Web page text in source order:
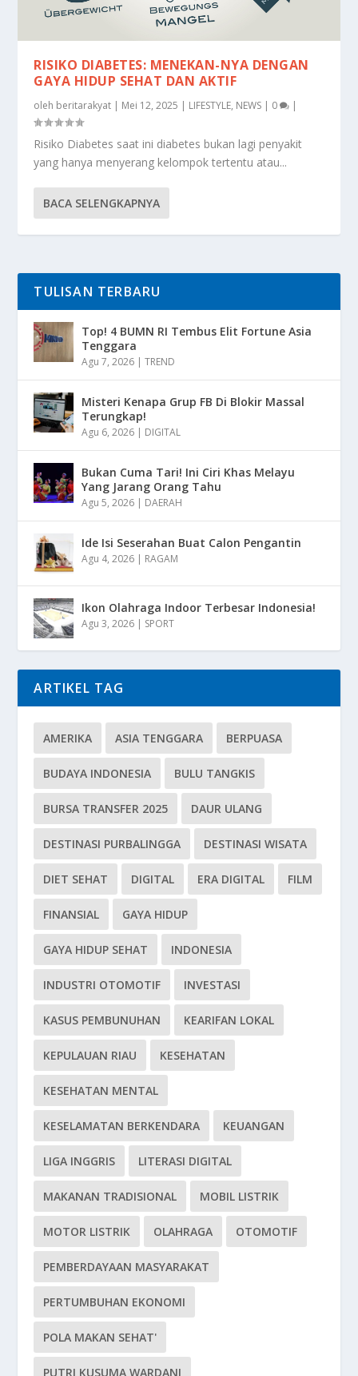
RISIKO DIABETES: MENEKAN-NYA DENGAN
GAYA HIDUP SEHAT DAN AKTIF
oleh beritarakyat | Mei 12, 2025 | LIFESTYLE, NEWS | 0 |
Risiko Diabetes saat ini diabetes bukan lagi penyakit
yang hanya menyerang kelompok tertentu atau...
BACA SELENGKAPNYA
TULISAN TERBARU
Top! 4 BUMN RI Tembus Elit Fortune Asia
Tenggara
Agu 7, 2026 |TREND
Misteri Kenapa Grup FB Di Blokir Massal
Terungkap!
Agu 6, 2026 | DIGITAL
Bukan Cuma Tari! Ini Ciri Khas Melayu
Yang Jarang Orang Tahu
Agu 5, 2026 | DAERAH
Ide Isi Seserahan Buat Calon Pengantin
Agu 4, 2026 | RAGAM
Ikon Olahraga Indoor Terbesar Indonesia!
Agu 3, 2026 | SPORT
ARTIKEL TAG
AMERIKA ASIA TENGGARA BERPUASA
BUDAYA INDONESIA BULU TANGKIS
BURSA TRANSFER 2025 DAUR ULANG
DESTINASI PURBALINGGA DESTINASI WISATA
DIET SEHAT DIGITAL ERA DIGITAL FILM
FINANSIAL GAYA HIDUP
GAYA HIDUP SEHAT INDONESIA
INDUSTRI OTOMOTIF INVESTASI
KASUS PEMBUNUHAN KEARIFAN LOKAL
KEPULAUAN RIAU KESEHATAN
KESEHATAN MENTAL
KESELAMATAN BERKENDARA KEUANGAN
LIGA INGGRIS LITERASI DIGITAL
MAKANAN TRADISIONAL MOBIL LISTRIK
MOTOR LISTRIK OLAHRAGA OTOMOTIF
PEMBERDAYAAN MASYARAKAT
PERTUMBUHAN EKONOMI
POLA MAKAN SEHAT'
PUTRI KUSUMA WARDANI